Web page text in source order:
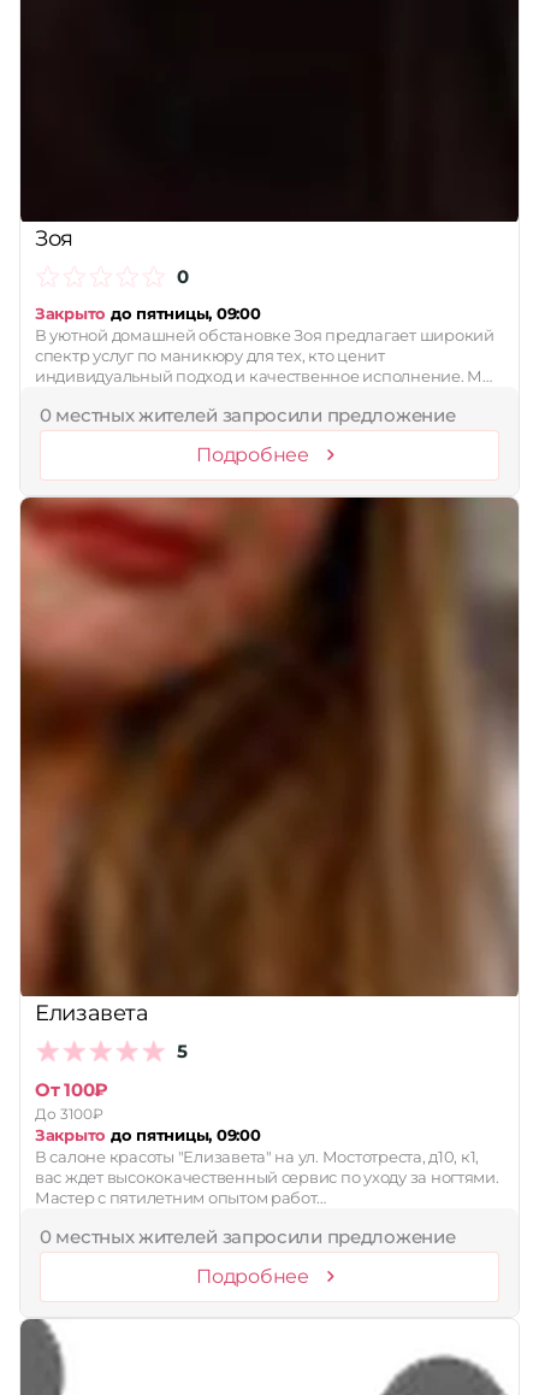
Зоя
0
Закрыто до пятницы, 09:00
В уютной домашней обстановке Зоя предлагает широкий
спектр услуг по маникюру для тех, кто ценит
индивидуальный подход и качественное исполнение. М…
0 местных жителей запросили предложение
Подробнее
Елизавета
5
От 100₽
До 3100₽
Закрыто до пятницы, 09:00
В салоне красоты "Елизавета" на ул. Мостотреста, д10, к1,
вас ждет высококачественный сервис по уходу за ногтями.
Мастер с пятилетним опытом работ…
0 местных жителей запросили предложение
Подробнее